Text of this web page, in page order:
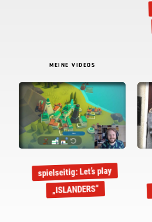
MEINE VIDEOS
spielseitig: Let’s play
„ISLANDERS“